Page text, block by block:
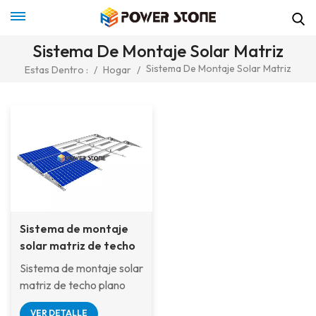
Sistema De Montaje Solar Matriz
Estas Dentro : / Hogar / Sistema De Montaje Solar Matriz
Sistema de montaje
solar matriz de techo
plano con balasto de
piedra
Sistema de montaje solar
matriz de techo plano
con balasto de
VER DETALLE